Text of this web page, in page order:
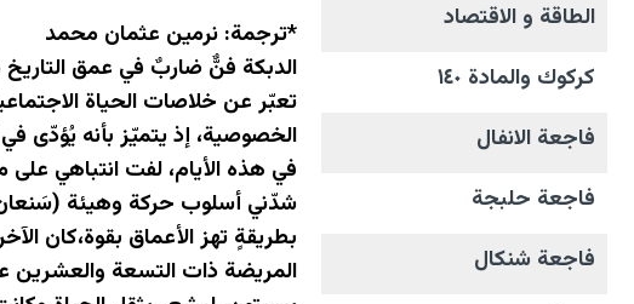
الطاقة و الاقتصاد
كركوك والمادة ١٤٠
فاجعة الانفال
فاجعة حلبجة
فاجعة شنكال
*ترجمة: نرمين عثمان محمد
الدبكة فنٌّ ضاربٌ في عمق التاريخ
تعبّر عن خلاصات الحياة
الخصوصية، إذ يتميّز بأنه يُؤدّى في
في هذه الأيام، لفت انتباهي
شدّني أسلوب حركة وهيئة
بطريقةٍ تهز الأعماق بقوة،كان
المريضة ذات التسعة والعشرين